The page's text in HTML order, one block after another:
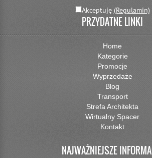
Akceptuję (Regulamin)
PRZYDATNE LINKI
Home
Kategorie
Promocje
Wyprzedaże
Blog
Transport
Strefa Architekta
Wirtualny Spacer
Kontakt
NAJWAŻNIEJSZE